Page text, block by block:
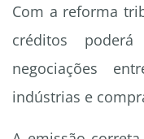
Com a reforma
créditos
negociações
indústrias e